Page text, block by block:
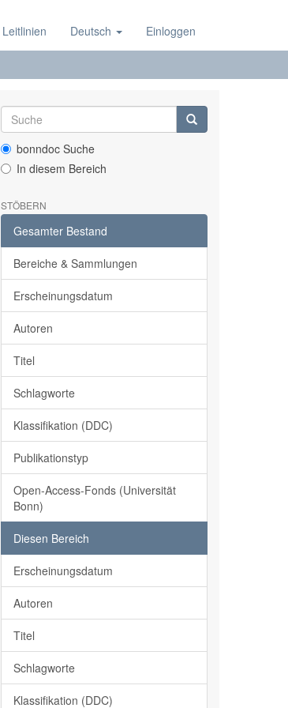
Leitlinien Deutsch Einloggen
bonndoc Suche
In diesem Bereich
STÖBERN
Gesamter Bestand
Bereiche & Sammlungen
Erscheinungsdatum
Autoren
Titel
Schlagworte
Klassifikation (DDC)
Publikationstyp
Open-Access-Fonds (Universität
Bonn)
Diesen Bereich
Erscheinungsdatum
Autoren
Titel
Schlagworte
Klassifikation (DDC)